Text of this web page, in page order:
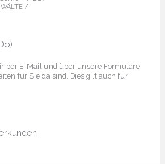
/
per E-Mail und über unsere Formulare
für Sie da sind. Dies gilt auch für